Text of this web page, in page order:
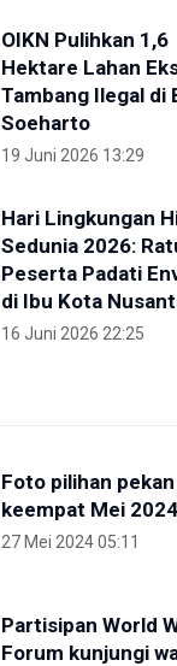
OIKN Pulihkan 1,6
Hektare Lahan
Tambang Ilegal di
Soeharto
19 Juni 2026 13:29
Hari Lingkungan
Sedunia 2026:
Peserta Padati
di Ibu Kota
16 Juni 2026 22:25
Foto pilihan pekan
keempat Mei 2024
27 Mei 2024 05:11
Partisipan World
Forum kunjungi